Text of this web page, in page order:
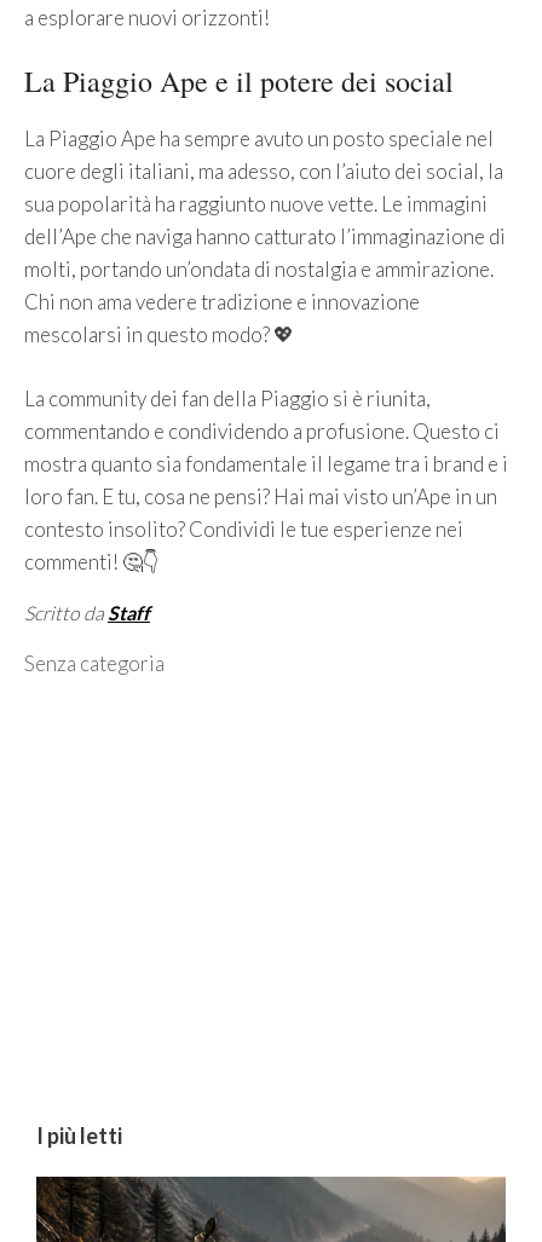
a esplorare nuovi orizzonti!
La Piaggio Ape e il potere dei social
La Piaggio Ape ha sempre avuto un posto speciale nel
cuore degli italiani, ma adesso, con l’aiuto dei social, la
sua popolarità ha raggiunto nuove vette. Le immagini
dell’Ape che naviga hanno catturato l’immaginazione di
molti, portando un’ondata di nostalgia e ammirazione.
Chi non ama vedere tradizione e innovazione
mescolarsi in questo modo? 💖
La community dei fan della Piaggio si è riunita,
commentando e condividendo a profusione. Questo ci
mostra quanto sia fondamentale il legame tra i brand e i
loro fan. E tu, cosa ne pensi? Hai mai visto un’Ape in un
contesto insolito? Condividi le tue esperienze nei
commenti! 🤔👇
Scritto da Staff
Categorie
Senza categoria
I più letti